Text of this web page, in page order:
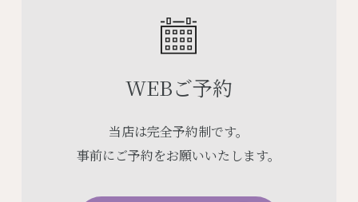
WEBご予約
当店は完全予約制です。
事前にご予約をお願いいたします。